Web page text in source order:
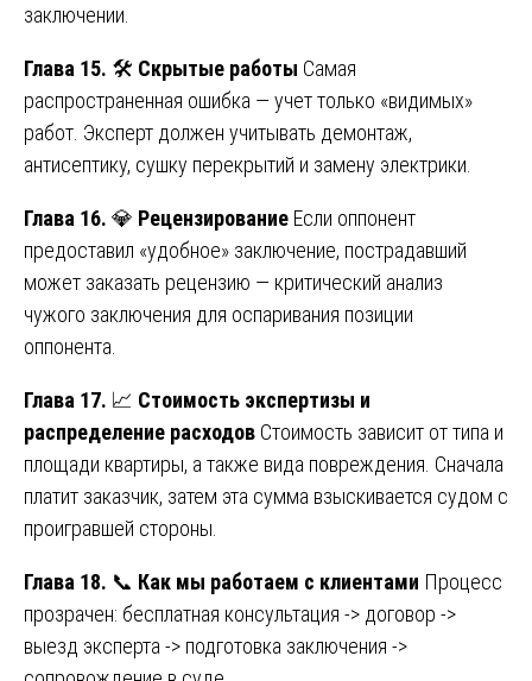
заключении.
Глава 15. 🛠️ Скрытые работы Самая
распространенная ошибка — учет только «видимых»
работ. Эксперт должен учитывать демонтаж,
антисептику, сушку перекрытий и замену электрики.
Глава 16. 💎 Рецензирование Если оппонент
предоставил «удобное» заключение, пострадавший
может заказать рецензию — критический анализ
чужого заключения для оспаривания позиции
оппонента.
Глава 17. 📈 Стоимость экспертизы и
распределение расходов Стоимость зависит от типа и
площади квартиры, а также вида повреждения. Сначала
платит заказчик, затем эта сумма взыскивается судом с
проигравшей стороны.
Глава 18. 📞 Как мы работаем с клиентами Процесс
прозрачен: бесплатная консультация -> договор ->
выезд эксперта -> подготовка заключения ->